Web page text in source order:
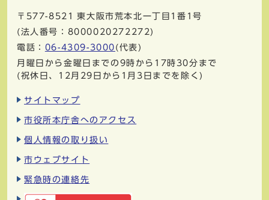
〒577-8521
東大阪市荒本北一丁目1番1号
(法人番号：8000020272272)
電話： 06-4309-3000 (代表)
月曜日から金曜日までの9時から17時30分まで
(祝休日、12月29日から1月3日までを除く)
サイトマップ
市役所本庁舎へのアクセス
個人情報の取り扱い
市ウェブサイト
緊急時の連絡先